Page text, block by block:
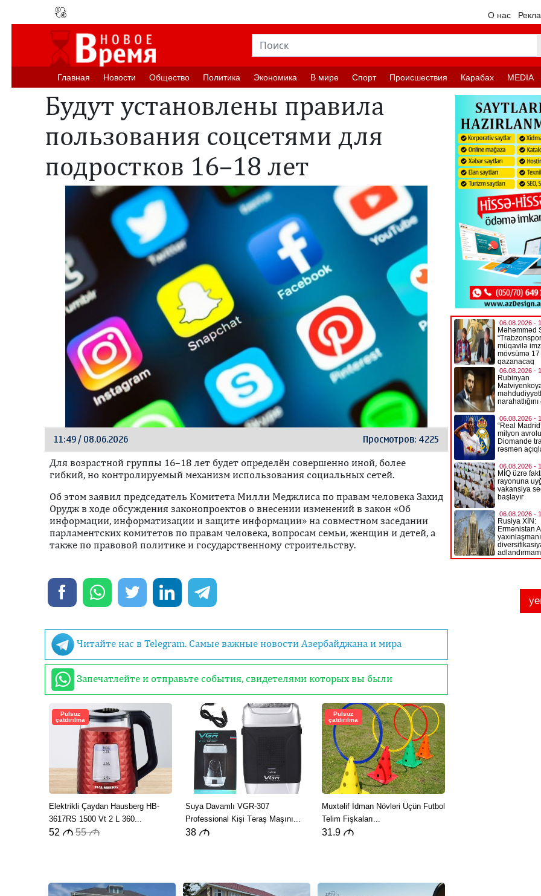
О нас
Главная Новости Oбщество Политика Экономика В мире Спорт Происшествия Карабах MEDIA
Будут установлены правила
пользования соцсетями для
подростков 16–18 лет
11:49 / 08.06.2026 Просмотров: 4225
Для возрастной группы 16–18 лет будет определён совершенно иной, более
гибкий, но контролируемый механизм использования социальных сетей.
Oб этом заявил председатель Комитета Милли Меджлиса по правам человека Захид
Орудж в ходе обсуждения законопроектов о внесении изменений в закон «Об
информации, информатизации и защите информации» на совместном заседании
парламентских комитетов по правам человека, вопросам семьи, женщин и детей, а
также по правовой политике и государственному строительству.
Читайте нас в Telegram. Самые важные новости Азербайджана и мира
Запечатлейте и отправьте события, свидетелями которых вы были